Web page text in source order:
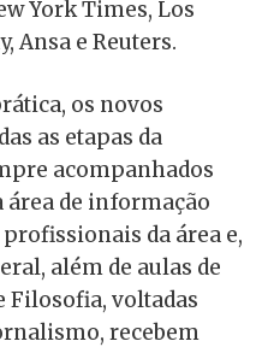
York Times, Los
Ansa e Reuters.
os novos
as etapas da
acompanhados
área de informação
da área e,
além de aulas de
Filosofia, voltadas
recebem